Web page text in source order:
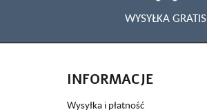
WYSYŁKA GRATIS
INFORMACJE
Wysyłka i płatność